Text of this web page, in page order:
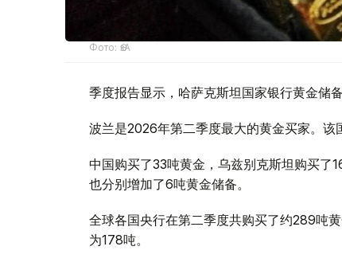
Фото: ӨзА
季度报告显示，哈萨克斯坦国家银行黄金储备
波兰是2026年第二季度最大的黄金买家。该
中国购买了33吨黄金，乌兹别克斯坦购买了
也分别增加了6吨黄金储备。
全球各国央行在第二季度共购买了约289吨
为178吨。